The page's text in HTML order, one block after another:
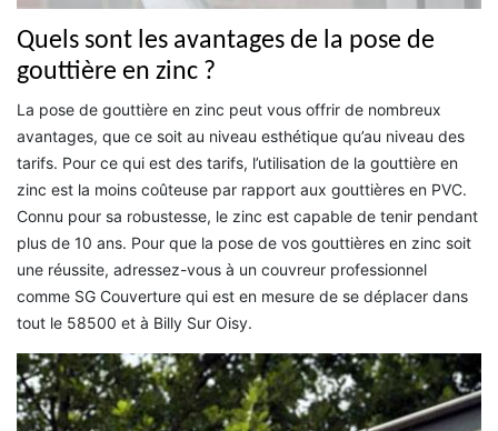
Quels sont les avantages de la pose de
gouttière en zinc ?
La pose de gouttière en zinc peut vous offrir de nombreux
avantages, que ce soit au niveau esthétique qu’au niveau des
tarifs. Pour ce qui est des tarifs, l’utilisation de la gouttière en
zinc est la moins coûteuse par rapport aux gouttières en PVC.
Connu pour sa robustesse, le zinc est capable de tenir pendant
plus de 10 ans. Pour que la pose de vos gouttières en zinc soit
une réussite, adressez-vous à un couvreur professionnel
comme SG Couverture qui est en mesure de se déplacer dans
tout le 58500 et à Billy Sur Oisy.